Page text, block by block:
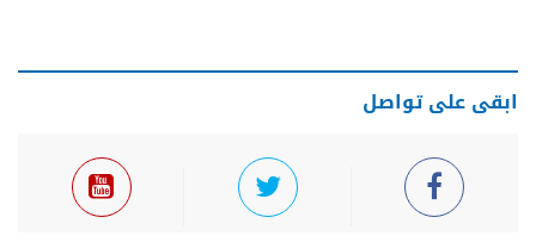
ابقى على تواصل